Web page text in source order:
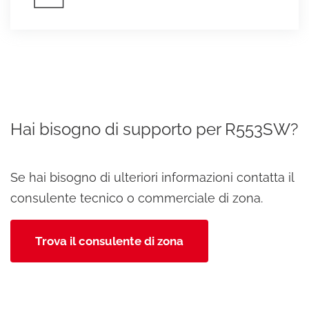
Hai bisogno di supporto per R553SW?
Se hai bisogno di ulteriori informazioni contatta il
consulente tecnico o commerciale di zona.
Trova il consulente di zona